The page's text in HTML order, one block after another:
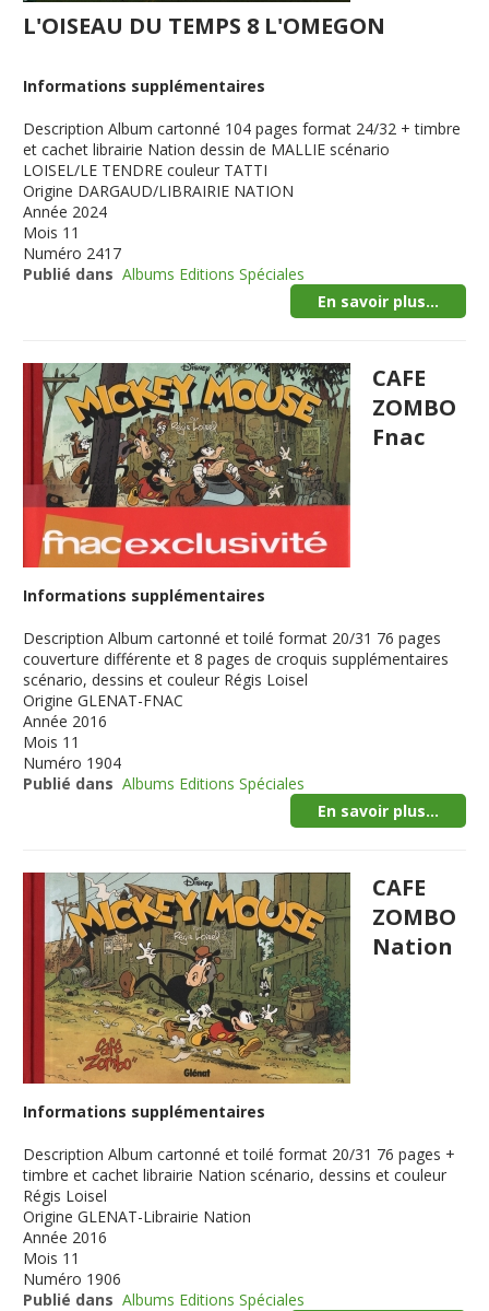
L'OISEAU DU TEMPS 8 L'OMEGON
Informations supplémentaires
Description Album cartonné 104 pages format 24/32 + timbre
et cachet librairie Nation dessin de MALLIE scénario
LOISEL/LE TENDRE couleur TATTI
Origine DARGAUD/LIBRAIRIE NATION
Année 2024
Mois 11
Numéro 2417
Publié dans Albums Editions Spéciales
En savoir plus...
CAFE
ZOMBO
Fnac
Informations supplémentaires
Description Album cartonné et toilé format 20/31 76 pages
couverture différente et 8 pages de croquis supplémentaires
scénario, dessins et couleur Régis Loisel
Origine GLENAT-FNAC
Année 2016
Mois 11
Numéro 1904
Publié dans Albums Editions Spéciales
En savoir plus...
CAFE
ZOMBO
Nation
Informations supplémentaires
Description Album cartonné et toilé format 20/31 76 pages +
timbre et cachet librairie Nation scénario, dessins et couleur
Régis Loisel
Origine GLENAT-Librairie Nation
Année 2016
Mois 11
Numéro 1906
Publié dans Albums Editions Spéciales